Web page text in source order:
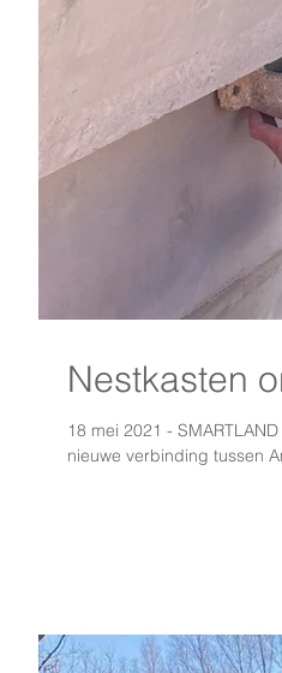
Nestkasten
18 mei 2021 -
nieuwe verbinding tussen